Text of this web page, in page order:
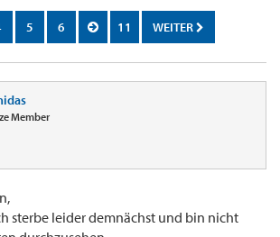
5 6 11 WEITER
Member
sterbe leider demnächst und bin nicht